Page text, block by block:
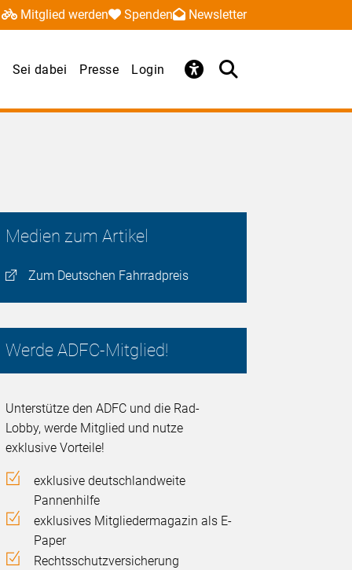
Mitglied werden Spenden Newsletter
Sei dabei Presse Login
Medien zum Artikel
Zum Deutschen Fahrradpreis
Werde ADFC-Mitglied!
Unterstütze den ADFC und die Rad-
Lobby, werde Mitglied und nutze
exklusive Vorteile!
exklusive deutschlandweite
Pannenhilfe
exklusives Mitgliedermagazin als E-
Paper
Rechtsschutzversicherung